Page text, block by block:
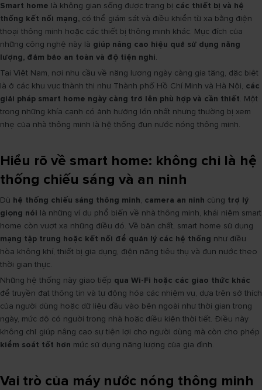
Smart home là không gian sống được trang bị các thiết bị và hệ
thống kết nối mạng, có thể giám sát và điều khiển từ xa bằng điện
thoại thông minh hoặc các thiết bị thông minh khác. Mục đích của
những công nghệ này là giúp nâng cao hiệu quả sử dụng năng
lượng, đảm bảo an toàn và độ tiện nghi.
Tại Việt Nam, nơi nhu cầu về năng lượng ngày càng gia tăng, đặc biệt
là ở các khu vực thành thị như Thành phố Hồ Chí Minh và Hà Nội, các
giải pháp smart home ngày càng trở lên phù hợp và cần thiết. Một
trong những khía cạnh có ảnh hưởng lớn nhất nhưng thường bị xem
nhẹ của nhà thông minh là hệ thống đun nước nóng thông minh.
Hiểu rõ về smart home: không chỉ là hệ
thống chiếu sáng và an ninh
Dù hệ thống chiếu sáng thông minh, camera an ninh cùng trợ lý
giọng nói là những ví dụ phổ biến về nhà thông minh, khái niệm smart
home còn vượt xa những điều đó. Về bản chất, smart home sử dụng
mạng tập trung hoặc kết nối để quản lý các hệ thống như điều
hòa không khí, thiết bị gia dụng, điện năng tiêu thụ và đun nước theo
thời gian thực.
Những hệ thống này giao tiếp qua Wi-Fi hoặc các giao thức khác
để truyền đạt thông tin và tự động hóa các nhiệm vụ, dựa trên sở thích
của người dùng hoặc dữ liệu đầu vào bên ngoài như thời gian trong
ngày, mức độ có người trong nhà hoặc điều kiện thời tiết. Điều này
không chỉ giúp nâng cao sự tiện lợi cho người dùng mà còn cho phép
kiểm soát tốt hơn mức sử dụng năng lượng của gia đình.
Vai trò của máy nước nóng thông minh